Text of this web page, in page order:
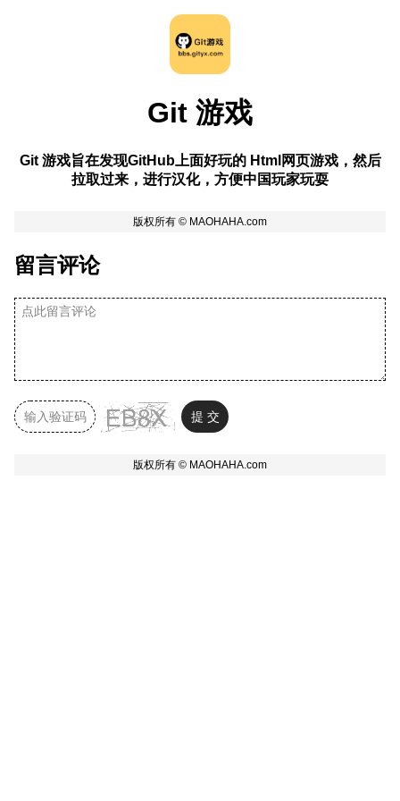
Git 游戏
Git 游戏旨在发现GitHub上面好玩的 Html网页游戏，然后
拉取过来，进行汉化，方便中国玩家玩耍
留言评论